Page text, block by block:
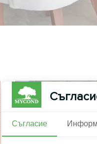
Съгласие